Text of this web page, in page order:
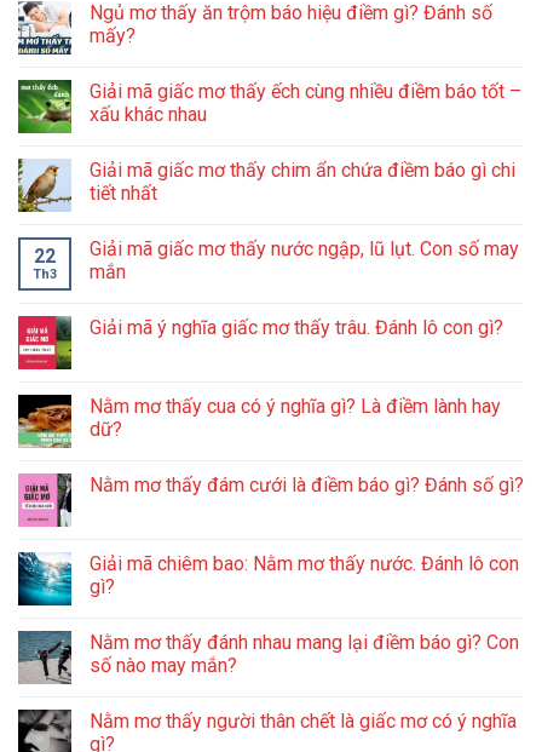
Ngủ mơ thấy ăn trộm báo hiệu điềm gì? Đánh số
mấy?
Giải mã giấc mơ thấy ếch cùng nhiều điềm báo tốt –
xấu khác nhau
Giải mã giấc mơ thấy chim ẩn chứa điềm báo gì chi
tiết nhất
22
Th3
Giải mã giấc mơ thấy nước ngập, lũ lụt. Con số may
mắn
Giải mã ý nghĩa giấc mơ thấy trâu. Đánh lô con gì?
Nằm mơ thấy cua có ý nghĩa gì? Là điềm lành hay
dữ?
Nằm mơ thấy đám cưới là điềm báo gì? Đánh số gì?
Giải mã chiêm bao: Nằm mơ thấy nước. Đánh lô con
gì?
Nằm mơ thấy đánh nhau mang lại điềm báo gì? Con
số nào may mắn?
Nằm mơ thấy người thân chết là giấc mơ có ý nghĩa
gì?